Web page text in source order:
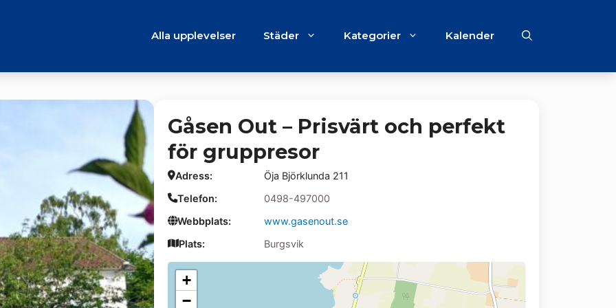
Alla upplevelser Städer Kategorier Kalender
Gåsen Out – Prisvärt och perfekt
för gruppresor
Adress:
Öja Björklunda 211
Telefon:
0498-497000
Webbplats:
www.gasenout.se
Plats:
Burgsvik
+
−